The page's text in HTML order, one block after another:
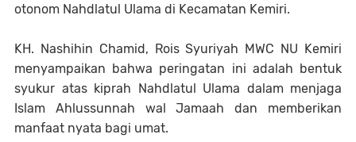
otonom Nahdlatul Ulama di Kecamatan Kemiri.
KH. Nashihin Chamid, Rois Syuriyah MWC NU Kemiri
menyampaikan bahwa peringatan ini adalah bentuk
syukur atas kiprah Nahdlatul Ulama dalam menjaga
Islam Ahlussunnah wal Jamaah dan memberikan
manfaat nyata bagi umat.